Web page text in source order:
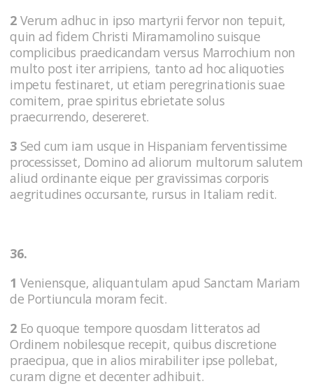
2 Verum adhuc in ipso martyrii fervor non tepuit,
quin ad fidem Christi Miramamolino suisque
complicibus praedicandam versus Marrochium non
multo post iter arripiens, tanto ad hoc aliquoties
impetu festinaret, ut etiam peregrinationis suae
comitem, prae spiritus ebrietate solus
praecurrendo, desereret.
3 Sed cum iam usque in Hispaniam ferventissime
processisset, Domino ad aliorum multorum salutem
aliud ordinante eique per gravissimas corporis
aegritudines occursante, rursus in Italiam redit.
36.
1 Veniensque, aliquantulam apud Sanctam Mariam
de Portiuncula moram fecit.
2 Eo quoque tempore quosdam litteratos ad
Ordinem nobilesque recepit, quibus discretione
praecipua, que in alios mirabiliter ipse pollebat,
curam digne et decenter adhibuit.